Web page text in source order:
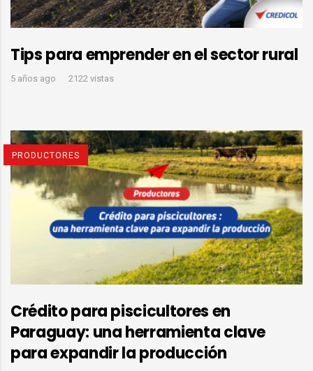
Tips para emprender en el sector rural
5 años ago 2122 vistas
PRODUCTORES
Crédito para piscicultores en
Paraguay: una herramienta clave
para expandir la producción